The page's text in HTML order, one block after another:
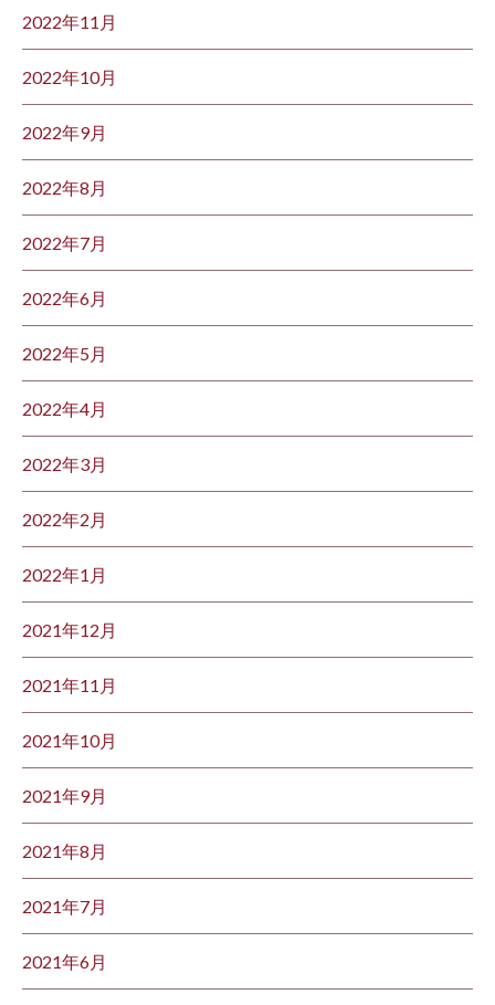
2022年11月
2022年10月
2022年9月
2022年8月
2022年7月
2022年6月
2022年5月
2022年4月
2022年3月
2022年2月
2022年1月
2021年12月
2021年11月
2021年10月
2021年9月
2021年8月
2021年7月
2021年6月